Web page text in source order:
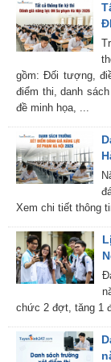
gồm: Đối tượng,
điểm thi, danh
đề minh họa, ...
Xem chi tiết thông
chức 2 đợt, tăng 1